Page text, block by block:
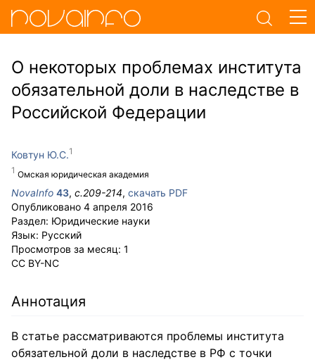
О некоторых проблемах института
обязательной доли в наследстве в
Российской Федерации
Ковтун Ю.С.
Омская юридическая академия
NovaInfo 43, с.209-214, скачать PDF
Опубликовано 4 апреля 2016
Раздел: Юридические науки
Язык: Русский
Просмотров за месяц: 1
CC BY-NC
Аннотация
В статье рассматриваются проблемы института
обязательной доли в наследстве в РФ с точки